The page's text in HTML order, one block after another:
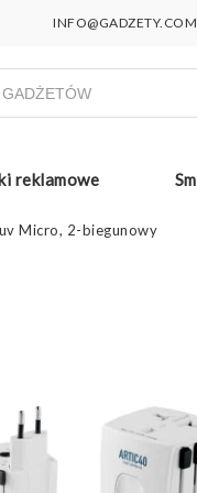
INFO@GADZETY.COM
reklamowe
Micro, 2-biegunowy